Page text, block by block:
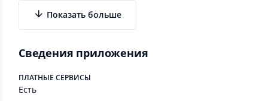
предыдущего раунда.
Игра продолжается до заранее оговорённой
суммы: 50, 100, 150, 200, 250, 300 очков.
Показать больше
Сведения приложения
ПЛАТНЫЕ СЕРВИСЫ
Есть